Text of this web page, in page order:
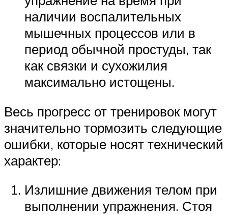
наличии воспалительных
мышечных процессов или в
период обычной простуды, так
как связки и сухожилия
максимально истощены.
Весь прогресс от тренировок могут
значительно тормозить следующие
ошибки, которые носят технический
характер:
Излишние движения телом при
выполнении упражнения. Стоя